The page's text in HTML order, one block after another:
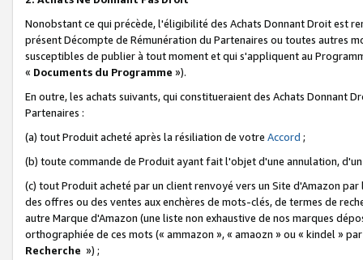
Nonobstant ce qui précède, l'éligibilité des Achats Donnant Droit est
présent Décompte de Rémunération du Partenaires ou toutes autres
susceptibles de publier à tout moment et qui s'appliquent au
« Documents du Programme »).
En outre, les achats suivants, qui constitueraient des Achats Donnant
Partenaires :
(a) tout Produit acheté après la résiliation de votre Accord ;
(b) toute commande de Produit ayant fait l'objet d'une annulation,
(c) tout Produit acheté par un client renvoyé vers un Site d'Amazon
des offres ou des ventes aux enchères de mots-clés, de termes de
autre Marque d'Amazon (une liste non exhaustive de nos marques
orthographiée de ces mots (« ammazon », « amaozn » ou « kindel »
Recherche ») ;